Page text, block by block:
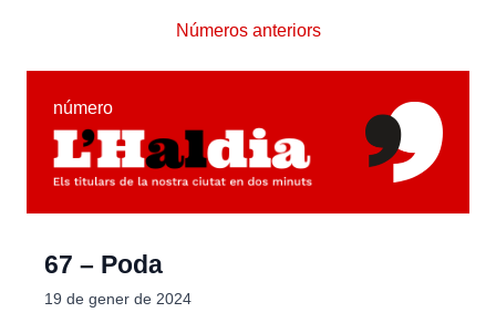
Números anteriors
número
67 – Poda
19 de gener de 2024